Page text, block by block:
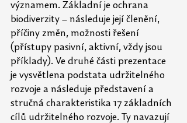
významem. Základní je ochrana
biodiverzity – následuje její členění,
příčiny změn, možnosti řešení
(přístupy pasivní, aktivní, vždy jsou
příklady). Ve druhé části prezentace
je vysvětlena podstata udržitelného
rozvoje a následuje představení a
stručná charakteristika 17 základních
cílů udržitelného rozvoje. Ty navazují